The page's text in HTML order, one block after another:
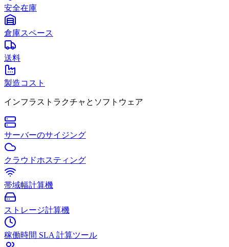
安全在庫
倉庫スペース
送料
製造コスト
インフラストラクチャとソフトウェア
サーバーのサイジング
クラウドホスティング
帯域幅計算機
ストレージ計算機
稼働時間 SLA 計算ツール